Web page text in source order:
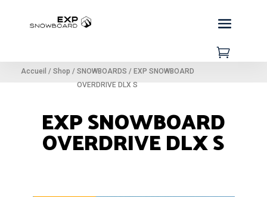

Accueil / Shop / SNOWBOARDS / EXP SNOWBOARD
OVERDRIVE DLX S
EXP SNOWBOARD
OVERDRIVE DLX S